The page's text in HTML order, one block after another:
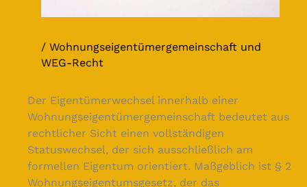
Wohnungseigentümergemeinschaft und
WEG-Recht
Der Eigentümerwechsel innerhalb einer
Wohnungseigentümergemeinschaft bedeutet aus
rechtlicher Sicht einen vollständigen
Statuswechsel, der sich ausschließlich am
formellen Eigentum orientiert. Maßgeblich ist § 2
Wohnungseigentumsgesetz, der das